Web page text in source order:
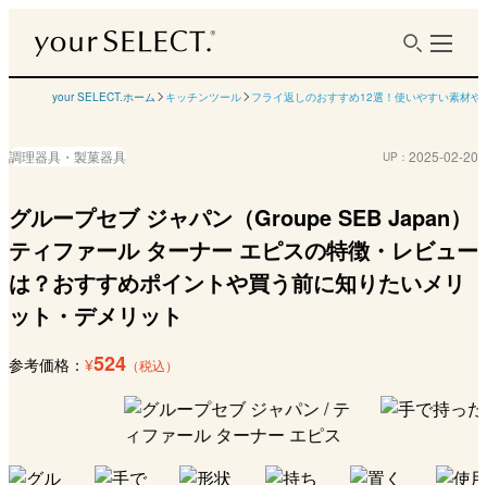
your SELECT.ホーム キッチンツール フライ返しのおすすめ12選！使いやすい素材
調理器具・製菓器具 UP： 2025-02-20
グループセブ ジャパン（Groupe SEB Japan）
ティファール ターナー エピスの特徴・レビュー
は？おすすめポイントや買う前に知りたいメリ
ット・デメリット
参考価格： ¥524 （税込）